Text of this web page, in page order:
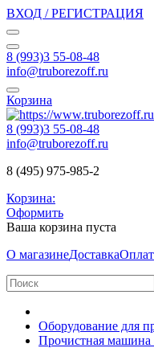
ВХОД / РЕГИСТРАЦИЯ
8 (993)3 55-08-48
info@truborezoff.ru
Корзина
8 (993)3 55-08-48
info@truborezoff.ru
8 (495) 975-985-2
Корзина:
Оформить
Ваша корзина пуста
О магазинеДоставка
Оборудование для
Прочистная машина